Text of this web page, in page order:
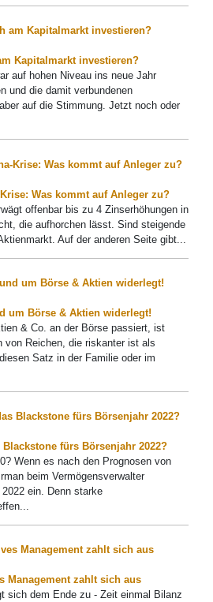
Kapitalmarkt investieren?
auf hohen Niveau ins neue Jahr
und die damit verbundenen
auf die Stimmung. Jetzt noch oder
Was kommt auf Anleger zu?
offenbar bis zu 4 Zinserhöhungen in
die aufhorchen lässt. Sind steigende
Auf der anderen Seite gibt...
um Börse & Aktien widerlegt!
& Co. an der Börse passiert, ist
von Reichen, die riskanter ist als
Satz in der Familie oder im
fürs Börsenjahr 2022?
Wenn es nach den Prognosen von
beim Vermögensverwalter
ein. Denn starke
Management zahlt sich aus
sich dem Ende zu - Zeit einmal Bilanz